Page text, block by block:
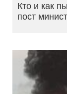
Кто и как
пост